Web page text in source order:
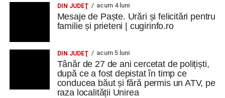
DIN JUDEŢ acum 4 luni
Mesaje de Paște. Urări și felicitări pentru
familie și prieteni | cugirinfo.ro
DIN JUDEŢ acum 5 luni
Tânăr de 27 de ani cercetat de polițiști,
după ce a fost depistat în timp ce
conducea băut și fără permis un ATV, pe
raza localității Unirea